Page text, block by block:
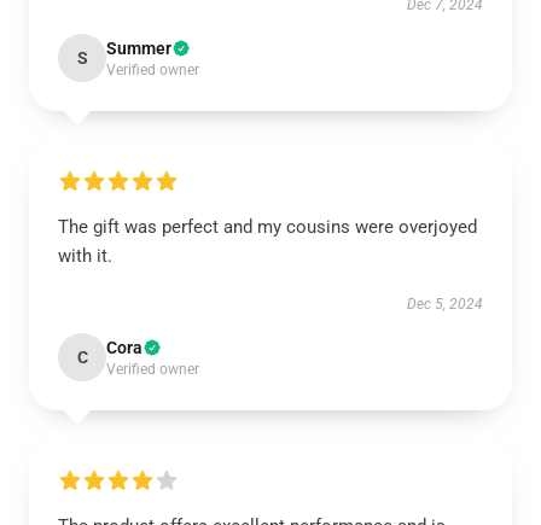
Dec 7, 2024
S Summer
Verified owner
The gift was perfect and my cousins were overjoyed
with it.
Dec 5, 2024
C Cora
Verified owner